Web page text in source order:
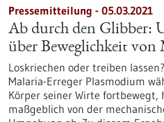
Pressemitteilung - 05.03.2021
Ab durch den Glibber:
über Beweglichkeit von
Loskriechen oder treiben
Malaria-Erreger Plasmodium
Körper seiner Wirte fortbewegt,
maßgeblich von der